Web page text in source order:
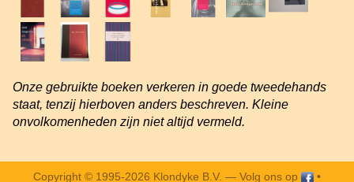
Onze gebruikte boeken verkeren in goede tweedehands
staat, tenzij hierboven anders beschreven. Kleine
onvolkomenheden zijn niet altijd vermeld.
Copyright © 1995-2026 Klondyke B.V. — Volg ons op •